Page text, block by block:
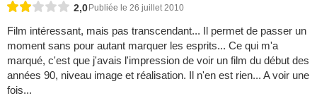
2,0 Publiée le 26 juillet 2010
Film intéressant, mais pas transcendant... Il permet de passer un
moment sans pour autant marquer les esprits... Ce qui m'a
marqué, c'est que j'avais l'impression de voir un film du début des
années 90, niveau image et réalisation. Il n'en est rien... A voir une
fois...